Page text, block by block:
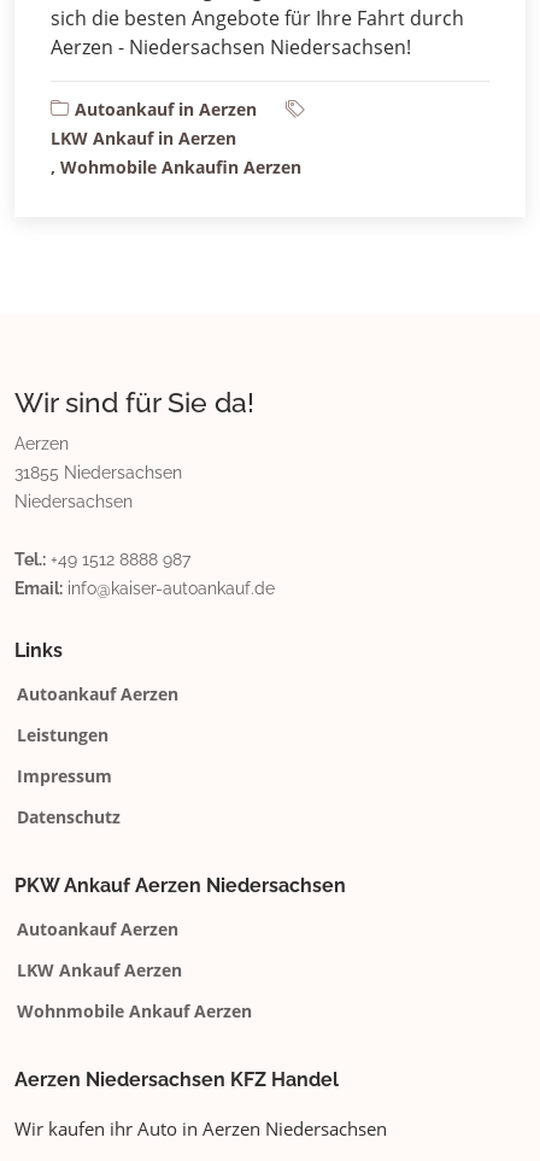
sich die besten Angebote für Ihre Fahrt durch
Aerzen - Niedersachsen Niedersachsen!
Autoankauf in Aerzen
LKW Ankauf in Aerzen
, Wohmobile Ankaufin Aerzen
Wir sind für Sie da!
Aerzen
31855 Niedersachsen
Niedersachsen
Tel.: +49 1512 8888 987
Email: info@kaiser-autoankauf.de
Links
Autoankauf Aerzen
Leistungen
Impressum
Datenschutz
PKW Ankauf Aerzen Niedersachsen
Autoankauf Aerzen
LKW Ankauf Aerzen
Wohnmobile Ankauf Aerzen
Aerzen Niedersachsen KFZ Handel
Wir kaufen ihr Auto in Aerzen Niedersachsen